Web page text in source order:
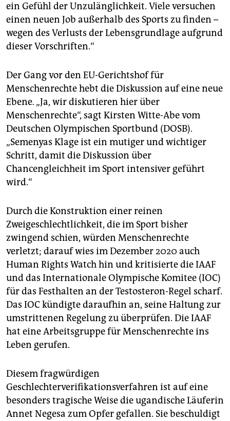
ein Gefühl der Unzulänglichkeit. Viele versuchen
einen neuen Job außerhalb des Sports zu finden –
wegen des Verlusts der Lebensgrundlage aufgrund
dieser Vorschriften.“
Der Gang vor den EU-Gerichtshof für
Menschenrechte hebt die Diskussion auf eine neue
Ebene. „Ja, wir diskutieren hier über
Menschenrechte“, sagt Kirsten Witte-Abe vom
Deutschen Olympischen Sportbund (DOSB).
„Semenyas Klage ist ein mutiger und wichtiger
Schritt, damit die Diskussion über
Chancengleichheit im Sport intensiver geführt
wird.“
Durch die Konstruktion einer reinen
Zweigeschlechtlichkeit, die im Sport bisher
zwingend schien, würden Menschenrechte
verletzt; darauf wies im Dezember 2020 auch
Human Rights Watch hin und kritisierte die IAAF
und das Internationale Olympische Komitee (IOC)
für das Festhalten an der Testosteron-Regel scharf.
Das IOC kündigte daraufhin an, seine Haltung zur
umstrittenen Regelung zu überprüfen. Die IAAF
hat eine Arbeitsgruppe für Menschenrechte ins
Leben gerufen.
Diesem fragwürdigen
Geschlechterverifikationsverfahren ist auf eine
besonders tragische Weise die ugandische Läuferin
Annet Negesa zum Opfer gefallen. Sie beschuldigt